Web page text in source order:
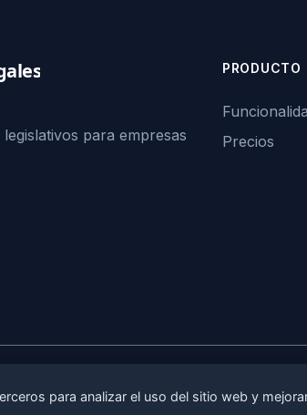
para empresas
PRODUCTO
Precios
para analizar el uso del sitio web y